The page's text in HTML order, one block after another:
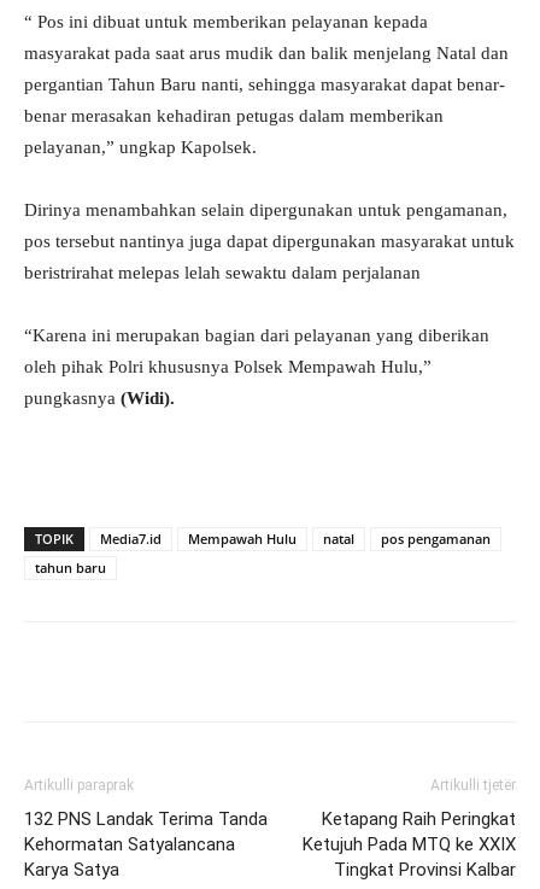
“ Pos ini dibuat untuk memberikan pelayanan kepada
masyarakat pada saat arus mudik dan balik menjelang Natal dan
pergantian Tahun Baru nanti, sehingga masyarakat dapat benar-
benar merasakan kehadiran petugas dalam memberikan
pelayanan,” ungkap Kapolsek.
Dirinya menambahkan selain dipergunakan untuk pengamanan,
pos tersebut nantinya juga dapat dipergunakan masyarakat untuk
beristrirahat melepas lelah sewaktu dalam perjalanan
“Karena ini merupakan bagian dari pelayanan yang diberikan
oleh pihak Polri khususnya Polsek Mempawah Hulu,”
pungkasnya (Widi).
TOPIK Media7.id Mempawah Hulu natal
pos pengamanan
tahun baru
Artikulli paraprak
132 PNS Landak Terima Tanda
Kehormatan Satyalancana
Karya Satya
Artikulli tjetër
Ketapang Raih Peringkat
Ketujuh Pada MTQ ke XXIX
Tingkat Provinsi Kalbar